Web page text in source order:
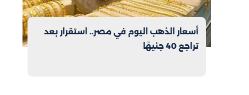
أسعار الذهب اليوم في مصر.. استقرار بعد
تراجع 40 جنيهًا